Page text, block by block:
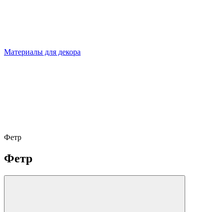
Материалы для декора
Фетр
Фетр